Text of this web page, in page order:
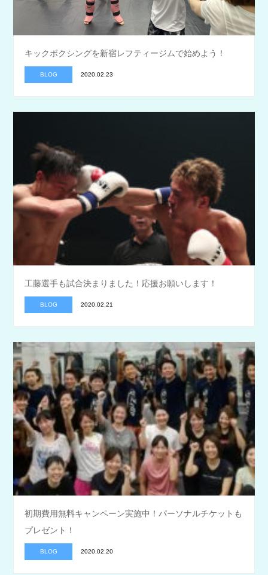
キックボクシングを新宿レフティージムで始めよう！
BLOG 2020.02.23
工藤選手も試合決まりました！応援お願いします！
BLOG 2020.02.21
初期費用無料キャンペーン実施中！パーソナルチケットも
プレゼント！
BLOG 2020.02.20